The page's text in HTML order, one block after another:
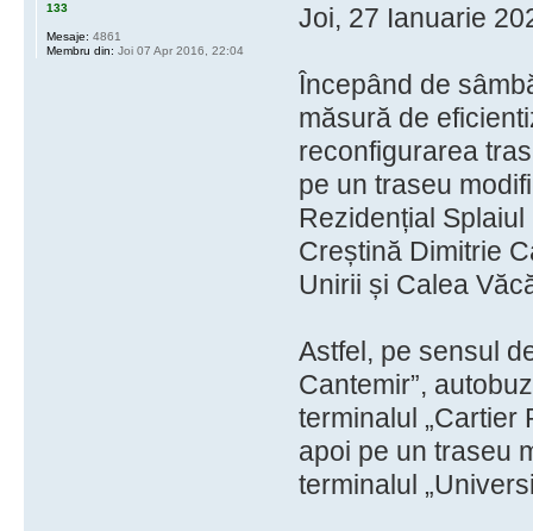
Joi, 27 Ianuarie
Începând de
măsură de
reconfigurarea
pe un traseu
Rezidențial
Creștină Dimitrie
Unirii și Calea
Astfel, pe sensul
Cantemir”,
terminalul „Cartier
apoi pe un traseu
terminalul
133
Mesaje: 4861
Membru din: Joi 07 Apr 2016, 22:04